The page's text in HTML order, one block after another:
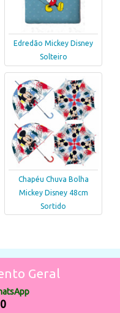
Edredão Mickey Disney
Solteiro
Chapéu Chuva Bolha
Mickey Disney 48cm
Sortido
Geral